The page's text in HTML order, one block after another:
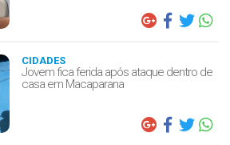
CIDADES
Jovem fica ferida após ataque dentro de
casa em Macaparana